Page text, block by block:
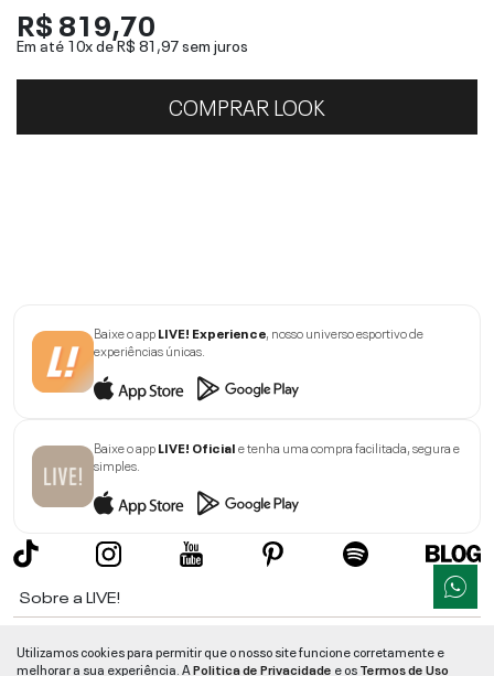
R$ 819,70
Em até 10x deR$ 81,97sem juros
COMPRAR LOOK
Baixe o appLIVE! Experience, nosso universo esportivo de
experiências únicas.
Baixe o appLIVE! Oficiale tenha uma compra facilitada, segura e
simples.
Sobre a LIVE!
Utilizamos cookies para permitir que o nosso site funcione corretamente e
melhorar a sua experiência. APolitica de Privacidade e osTermos de Uso